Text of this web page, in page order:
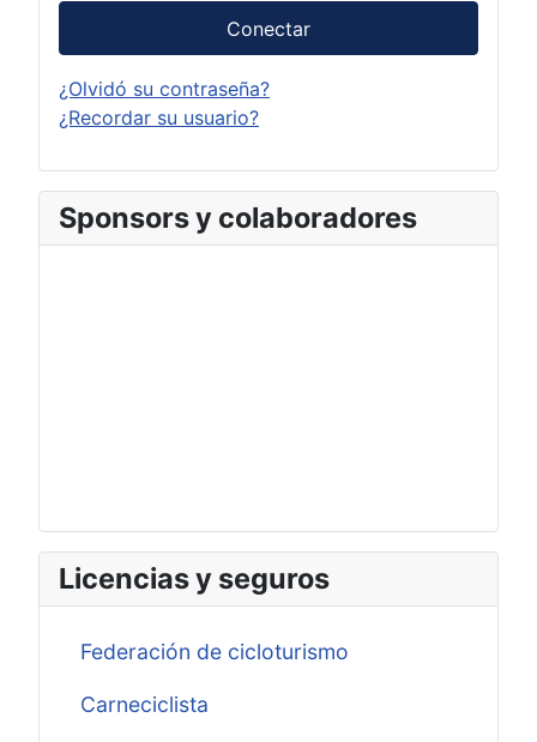
Conectar
¿Olvidó su contraseña?
¿Recordar su usuario?
Sponsors y colaboradores
Licencias y seguros
Federación de cicloturismo
Carneciclista